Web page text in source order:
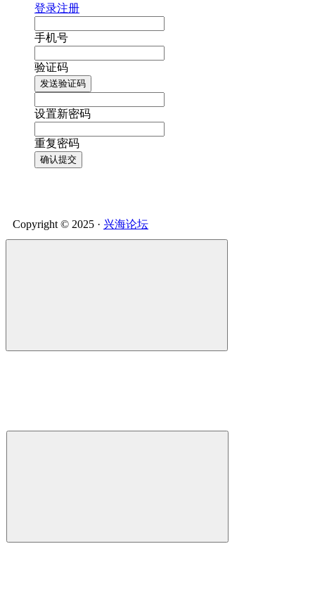
登录注册
手机号
验证码
发送验证码
设置新密码
重复密码
确认提交
Copyright © 2025 · 兴海论坛